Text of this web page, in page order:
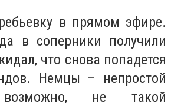
в прямом эфире.
в соперники получили
что снова попадется
Немцы – непростой
возможно, не такой